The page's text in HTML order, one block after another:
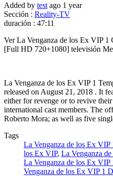
Added by test ago 1 year
Sección : Reality-TV
duración : 47:11
Ver La Venganza de los Ex VIP 1
[Full HD 720+1080] televisión
La Venganza de los Ex VIP 1
released on August 21, 2018 . It
either for revenge or to revive
international cast members. The
Roberto Mora; as well as five
Tags
La Venganza de los Ex VIP
los Ex VIP, La Venganza
La Venganza de los Ex
Venganza de los Ex VIP 1